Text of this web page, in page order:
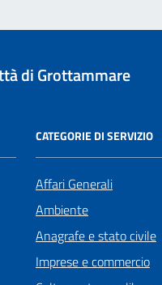
di Grottammare
CATEGORIE DI SERVIZIO
Affari Generali
Ambiente
Anagrafe e stato civile
Imprese e commercio